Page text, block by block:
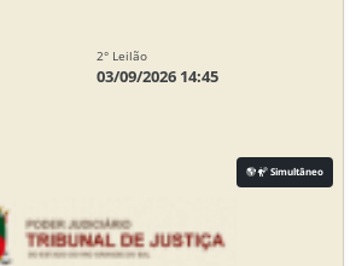
2° Leilão
03/09/2026 14:45
Simultâneo